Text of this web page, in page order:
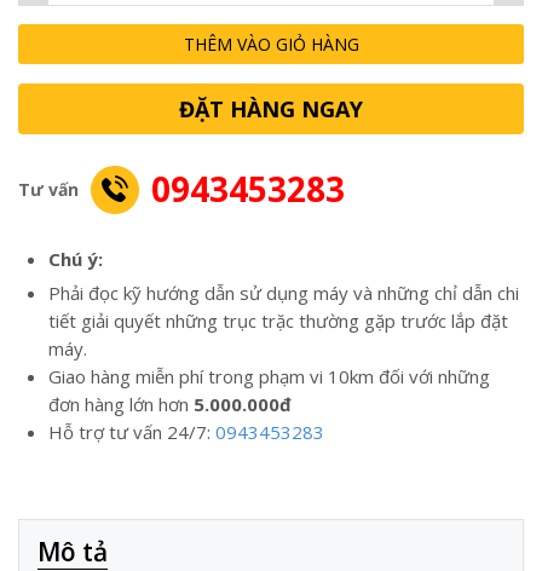
THÊM VÀO GIỎ HÀNG
ĐẶT HÀNG NGAY
Tư vấn 0943453283
Chú ý:
Phải đọc kỹ hướng dẫn sử dụng máy và những chỉ dẫn chi
tiết giải quyết những trục trặc thường gặp trước lắp đặt
máy.
Giao hàng miễn phí trong phạm vi 10km đối với những
đơn hàng lớn hơn 5.000.000đ
Hỗ trợ tư vấn 24/7: 0943453283
Mô tả